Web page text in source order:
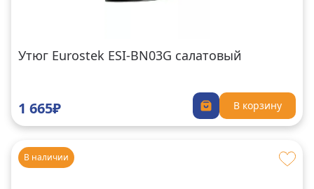
Утюг Eurostek ESI-BN03G салатовый
1 665₽ В корзину
В наличии